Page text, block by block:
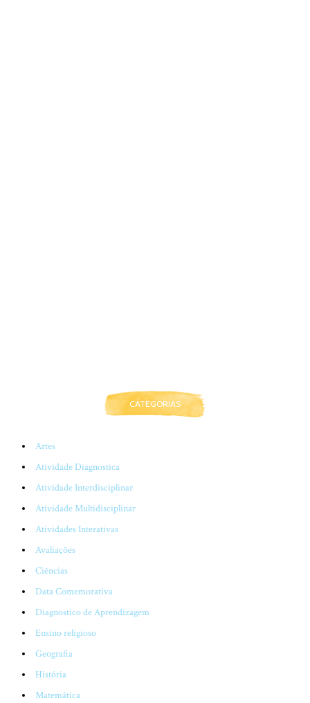
CATEGORIAS
Artes
Atividade Diagnostica
Atividade Interdisciplinar
Atividade Multidisciplinar
Atividades Interativas
Avaliações
Ciências
Data Comemorativa
Diagnostico de Aprendizagem
Ensino religioso
Geografia
História
Matemática